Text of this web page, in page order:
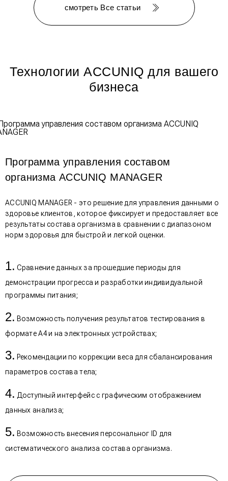
смотреть Все статьи
Технологии ACCUNIQ для вашего
бизнеса
Программа управления составом
организма ACCUNIQ MANAGER
ACCUNIQ MANAGER - это решение для управления данными о
здоровье клиентов, которое фиксирует и предоставляет все
результаты состава организма в сравнении с диапазоном
норм здоровья для быстрой и легкой оценки.
Сравнение данных за прошедшие периоды для
демонстрации прогресса и разработки индивидуальной
программы питания;
Возможность получения результатов тестирования в
формате А4 и на электронных устройствах;
Рекомендации по коррекции веса для сбалансирования
параметров состава тела;
Доступный интерфейс с графическим отображением
данных анализа;
Возможность внесения персональног ID для
систематического анализа состава организма.